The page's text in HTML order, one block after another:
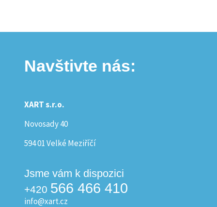
Navštivte nás:
XART s.r.o.
Novosady 40
594 01 Velké Meziříčí
Jsme vám k dispozici
+420 566 466 410
info@xart.cz